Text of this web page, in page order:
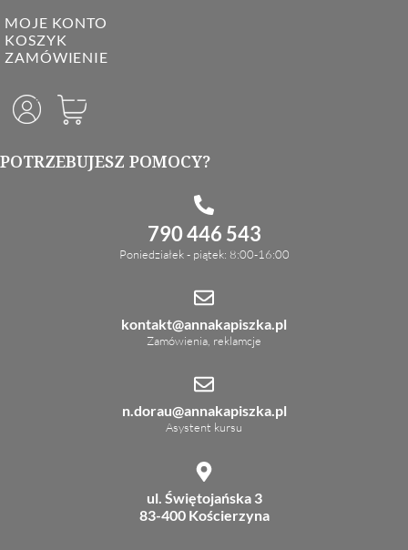
MOJE KONTO
KOSZYK
ZAMÓWIENIE
POTRZEBUJESZ POMOCY?
790 446 543
Poniedziałek - piątek: 8:00-16:00
kontakt@annakapiszka.pl
Zamówienia, reklamcje
n.dorau@annakapiszka.pl
Asystent kursu
ul. Świętojańska 3
83-400 Kościerzyna